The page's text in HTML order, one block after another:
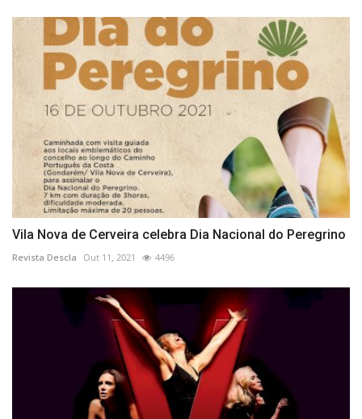
Vila Nova de Cerveira celebra Dia Nacional do Peregrino
Revista Descla Out 11, 2021 4496